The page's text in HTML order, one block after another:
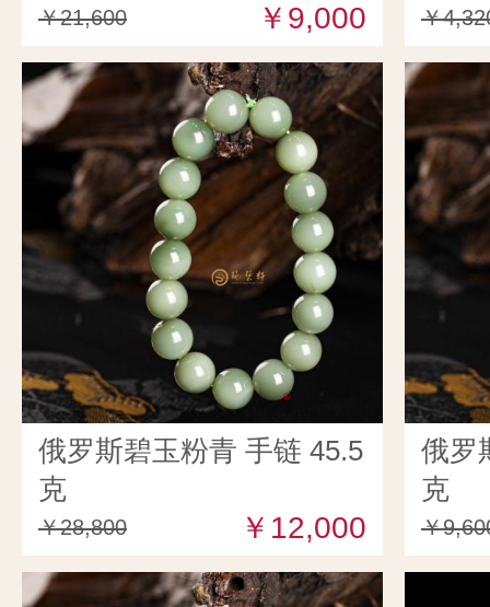
￥21,600 ￥9,000 ￥
俄罗斯碧玉粉青 手链 45.5
克
￥28,800 ￥12,000
俄罗
克
￥